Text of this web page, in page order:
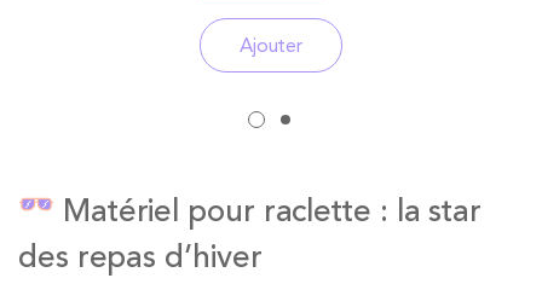
Ajouter
Matériel pour raclette : la star
des repas d’hiver